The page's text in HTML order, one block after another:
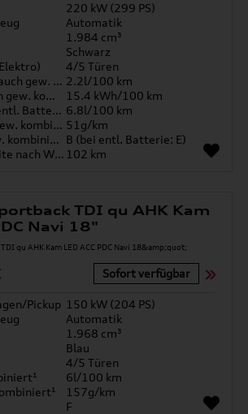
220 kW (299 PS)
Automatik
1.984 cm³
Schwarz
4/5 Türen
Kraftstoffverbrauch gew. kombiniert 2.2l/100 km
Stromverbrauch gew. kombiniert
15.4 kWh/100 km
Kraftst. komb. entl. Batterie 6.8l/100 km
CO2-Emission gew. kombiniert 51g/km
CO2-Klasse gew. kombiniert B (bei entl. Batterie: E)
Elektr. Reichweite nach WLTP* 102 km
TDI qu AHK Kam
Navi 18"
Sofort verfügbar
Pickup 150 kW (204 PS)
Automatik
1.968 cm³
Blau
4/5 Türen
6l/100 km
157g/km
F